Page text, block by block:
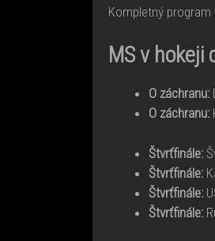
Kompletný
MS v hokeji
O záchranu:
O záchranu:
Štvrťfinále:
Štvrťfinále:
Štvrťfinále:
Štvrťfinále: